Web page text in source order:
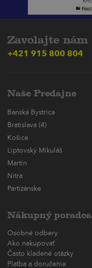
Zavolajte nám
+421 915 800 804
Naše Predajne
Banská Bystrica
Bratislava (4)
Košice
Liptovský Mikuláš
Martin
Nitra
Partizánske
Nákupný poradca
Osobné odbery
Ako nakupovať
Často kladené otázky
Platba a doručenie